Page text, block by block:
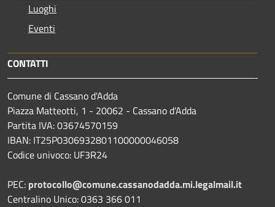
Luoghi
Eventi
CONTATTI
Comune di Cassano d'Adda
Piazza Matteotti, 1 - 20062 - Cassano d'Adda
Partita IVA: 03674570159
IBAN: IT25P0306932801100000046058
Codice univoco: UF3R24
PEC: protocollo@comune.cassanodadda.mi.legalmail.it
Centralino Unico: 0363 366 011